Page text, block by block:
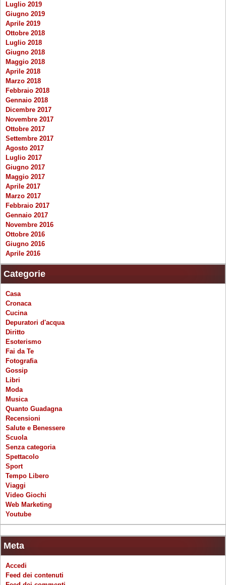
Luglio 2019
Giugno 2019
Aprile 2019
Ottobre 2018
Luglio 2018
Giugno 2018
Maggio 2018
Aprile 2018
Marzo 2018
Febbraio 2018
Gennaio 2018
Dicembre 2017
Novembre 2017
Ottobre 2017
Settembre 2017
Agosto 2017
Luglio 2017
Giugno 2017
Maggio 2017
Aprile 2017
Marzo 2017
Febbraio 2017
Gennaio 2017
Novembre 2016
Ottobre 2016
Giugno 2016
Aprile 2016
Categorie
Casa
Cronaca
Cucina
Depuratori d'acqua
Diritto
Esoterismo
Fai da Te
Fotografia
Gossip
Libri
Moda
Musica
Quanto Guadagna
Recensioni
Salute e Benessere
Scuola
Senza categoria
Spettacolo
Sport
Tempo Libero
Viaggi
Video Giochi
Web Marketing
Youtube
Meta
Accedi
Feed dei contenuti